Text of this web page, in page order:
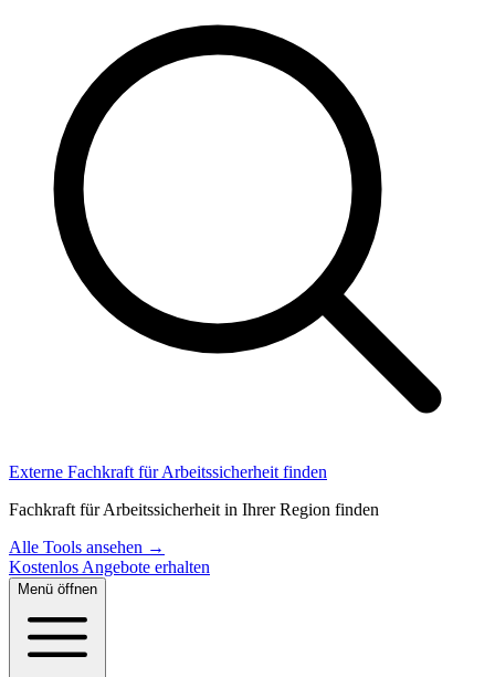
Externe Fachkraft für Arbeitssicherheit finden
Fachkraft für Arbeitssicherheit in Ihrer Region finden
Alle Tools ansehen →
Kostenlos Angebote erhalten
Menü öffnen